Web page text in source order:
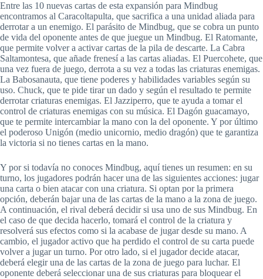
Entre las 10 nuevas cartas de esta expansión para Mindbug
encontramos al Caracoltapulta, que sacrifica a una unidad aliada para
derrotar a un enemigo. El parásito de Mindbug, que se cobra un punto
de vida del oponente antes de que juegue un Mindbug. El Ratomante,
que permite volver a activar cartas de la pila de descarte. La Cabra
Saltamontesa, que añade frenesí a las cartas aliadas. El Puercohete, que
una vez fuera de juego, derrota a su vez a todas las criaturas enemigas.
La Babosanauta, que tiene poderes y habilidades variables según su
uso. Chuck, que te pide tirar un dado y según el resultado te permite
derrotar criaturas enemigas. El Jazziperro, que te ayuda a tomar el
control de criaturas enemigas con su música. El Dagón guacamayo,
que te permite intercambiar la mano con la del oponente. Y por último
el poderoso Unigón (medio unicornio, medio dragón) que te garantiza
la victoria si no tienes cartas en la mano.
Y por si todavía no conoces Mindbug, aquí tienes un resumen: en su
turno, los jugadores podrán hacer una de las siguientes acciones: jugar
una carta o bien atacar con una criatura. Si optan por la primera
opción, deberán bajar una de las cartas de la mano a la zona de juego.
A continuación, el rival deberá decidir si usa uno de sus Mindbug. En
el caso de que decida hacerlo, tomará el control de la criatura y
resolverá sus efectos como si la acabase de jugar desde su mano. A
cambio, el jugador activo que ha perdido el control de su carta puede
volver a jugar un turno. Por otro lado, si el jugador decide atacar,
deberá elegir una de las cartas de la zona de juego para luchar. El
oponente deberá seleccionar una de sus criaturas para bloquear el